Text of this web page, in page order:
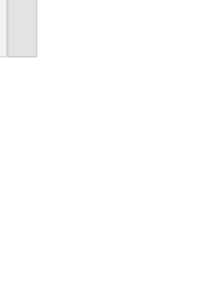
Ekle